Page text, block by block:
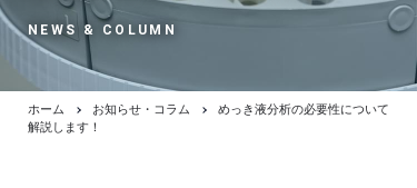
NEWS & COLUMN
ホーム お知らせ・コラム
めっき液分析の必要性について
解説します！